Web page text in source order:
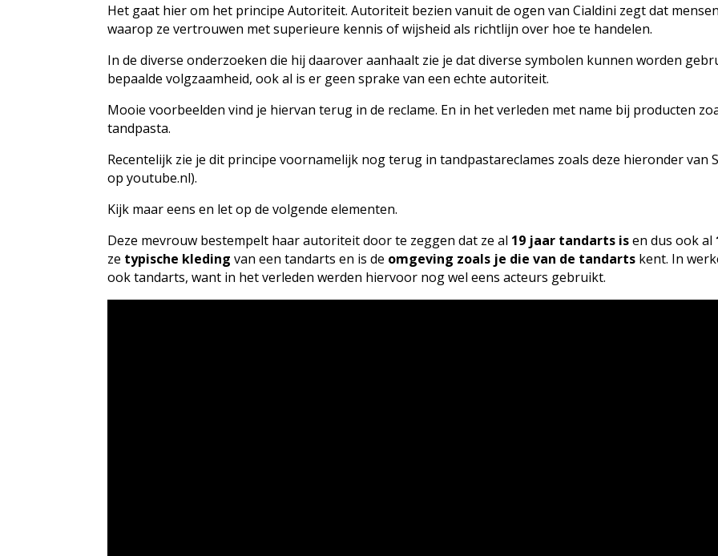
Het gaat hier om het principe Autoriteit. Autoriteit bezien vanuit de ogen van Cialdini zegt dat
waarop ze vertrouwen met superieure kennis of wijsheid als richtlijn over hoe te handelen.
In de diverse onderzoeken die hij daarover aanhaalt zie je dat diverse symbolen kunnen worden
bepaalde volgzaamheid, ook al is er geen sprake van een echte autoriteit.
Mooie voorbeelden vind je hiervan terug in de reclame. En in het verleden met name bij producten
tandpasta.
Recentelijk zie je dit principe voornamelijk nog terug in tandpastareclames zoals deze hieronder van
op youtube.nl).
Kijk maar eens en let op de volgende elementen.
Deze mevrouw bestempelt haar autoriteit door te zeggen dat ze al 19 jaar tandarts isen dus ook al
ze typische kleding van een tandarts en is de omgeving zoals je die van de tandarts kent. In
ook tandarts, want in het verleden werden hiervoor nog wel eens acteurs gebruikt.